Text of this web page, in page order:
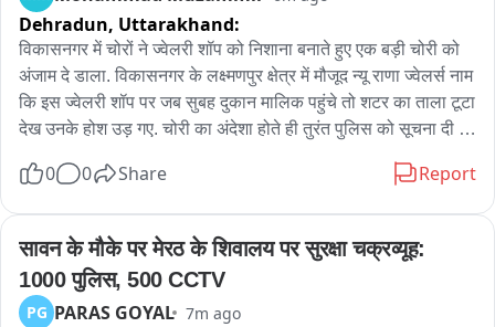
लेकर कुछ नही की है। एक एंबुलेंस तक नही भेजी है। सर्वे तक नही करने
पहुची है। बीसीसीएल की कार्यशैली आम लोगो को राहत उनके जिंदगी
आशियाने को सुरक्षित करने की बिल्कुल नही है। पुनर्वास सुरक्षित स्थान पर
बसाने की दिशा में बीसीसीएल जिला प्रशासन कुछ नही कर रही। भूधसान से
प्रभावित लोगों को क्षतिपूर्ति, सुरक्षित माहौल दिया जाय। तभी कम्पनी के
काम को चालू होने देंगे। जिला प्रशासन से मांग है कि सर्वे कार्य शुरू किया
जाय। डेंजर जोन को चिन्हित करें। आम लोग कैसे अपने घरों में सुरक्षित रहे
Dehradun, Uttarakhand:
विकासनगर में चोरों ने ज्वेलरी शॉप को निशाना बनाते हुए एक बड़ी चोरी को
अंजाम दे डाला. विकासनगर के लक्ष्मणपुर क्षेत्र में मौजूद न्यू राणा ज्वेलर्स नाम
कि इस ज्वेलरी शॉप पर जब सुबह दुकान मालिक पहुंचे तो शटर का ताला टूटा
देख उनके होश उड़ गए. चोरी का अंदेशा होते ही तुरंत पुलिस को सूचना दी
देखकर सभी के होश उड़ गए. कीमती ज्वेलरी सोने-चांदी के आभूषण सब गायब
हुई है. चोरी की ये पूरी वारदात सीसीटीवी कैमरे में भी कैद हो गई. कैमरे में दिख
रहा है कि दो शातिर चोर ज्वेलरी शॉप के अंदर चोरी की घटना को अंजाम दे
रहे हैं. पुलिस ने सीसीटीवी फुटेज के आधार पर चोरों की तलाश शुरू कर दी
है.
0 0 Share Report
सावन के मौके पर मेरठ के शिवालय पर सुरक्षा चक्रव्यूह:
1000 पुलिस, 500 CCTV
PG PARAS GOYAL 7m ago